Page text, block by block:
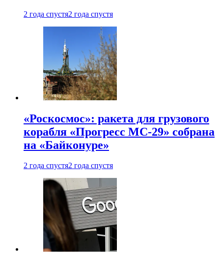
2 года спустя2 года спустя
«Роскосмос»: ракета для грузового
корабля «Прогресс МС-29» собрана
на «Байконуре»
2 года спустя2 года спустя